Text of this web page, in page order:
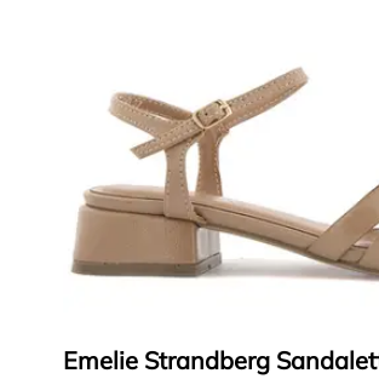
Emelie Strandberg